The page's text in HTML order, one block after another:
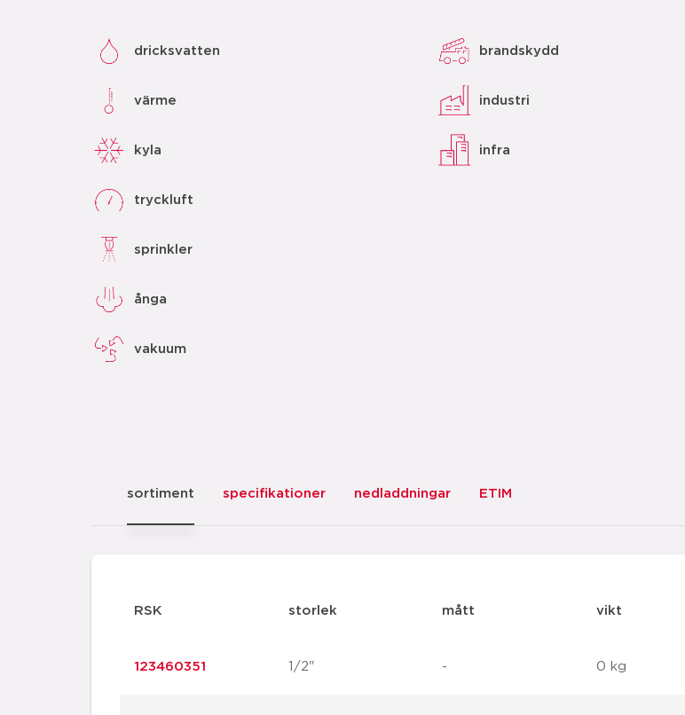
dricksvatten
värme
kyla
tryckluft
sprinkler
ånga
vakuum
brandskydd
industri
infra
sortiment specifikationer nedladdningar ETIM
RSK storlek mått vikt
123460351 1/2" - 0 kg